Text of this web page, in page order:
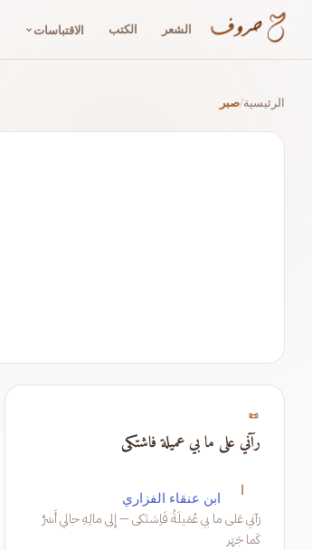
الشعر الكتب الاقتباسات
الرئيسية/صبر
📜
رآني على ما بي عميلة فاشتكى
ا ابن عنقاء الفزاري
رَآني عَلى ما بي عُمَيلَةُ فَاِشتَكى — إِلى مالِهِ حالي أَسَرَّ
كَما جَهَر